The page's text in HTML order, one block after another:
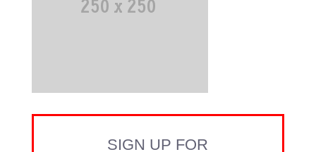
SIGN UP FOR